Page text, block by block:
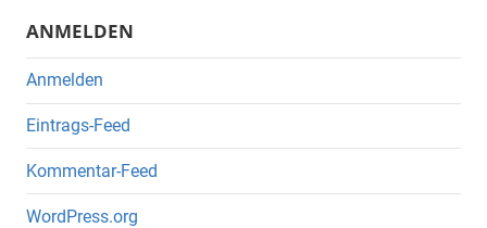
k
ANMELDEN
Anmelden
Eintrags-Feed
Kommentar-Feed
WordPress.org